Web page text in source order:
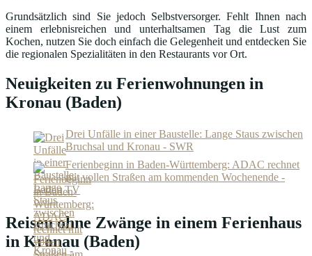
Grundsätzlich sind Sie jedoch Selbstversorger. Fehlt Ihnen nach
einem erlebnisreichen und unterhaltsamen Tag die Lust zum
Kochen, nutzen Sie doch einfach die Gelegenheit und entdecken Sie
die regionalen Spezialitäten in den Restaurants vor Ort.
Neuigkeiten zu Ferienwohnungen in
Kronau (Baden)
Drei Unfälle in einer Baustelle: Lange Staus zwischen
Bruchsal und Kronau - SWR
Ferienbeginn in Baden-Württemberg: ADAC rechnet
mit vollen Straßen am kommenden Wochenende -
Baden TV
Reisen ohne Zwänge in einem Ferienhaus
in Kronau (Baden)